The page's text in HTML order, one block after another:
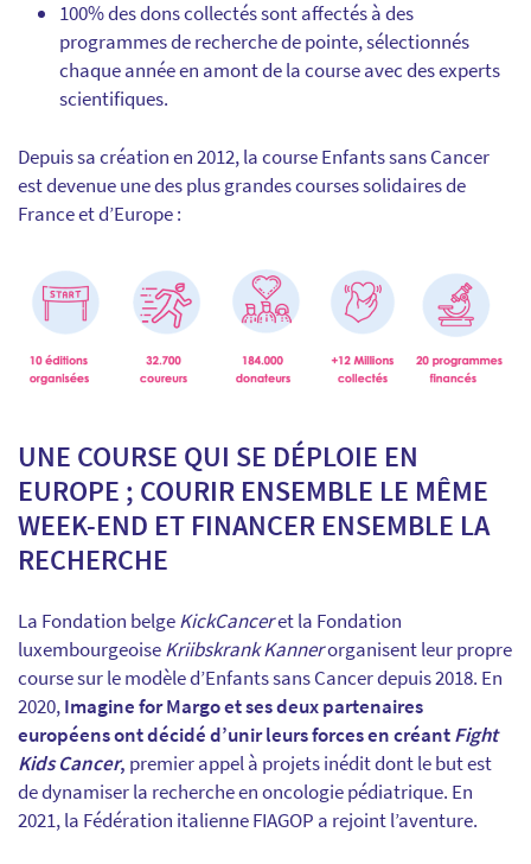
100% des dons collectés sont affectés à des
programmes de recherche de pointe, sélectionnés
chaque année en amont de la course avec des experts
scientifiques.
Depuis sa création en 2012, la course Enfants sans Cancer
est devenue une des plus grandes courses solidaires de
France et d’Europe :
UNE COURSE QUI SE DÉPLOIE EN
EUROPE ; COURIR ENSEMBLE LE MÊME
WEEK-END ET FINANCER ENSEMBLE LA
RECHERCHE
La Fondation belgeKickCanceret la Fondation
luxembourgeoiseKriibskrank Kannerorganisent leur propre
course sur le modèle d’Enfants sans Cancer depuis 2018. En
2020,Imagine for Margo et ses deux partenaires
européens ont décidé d’unir leurs forces en créantFight
Kids Cancer, premier appel à projets inédit dont le but est
de dynamiser la recherche en oncologie pédiatrique. En
2021, la Fédération italienne FIAGOP a rejoint l’aventure.